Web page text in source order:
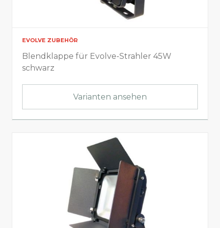
EVOLVE ZUBEHÖR
Blendklappe für Evolve-Strahler 45W
schwarz
Varianten ansehen